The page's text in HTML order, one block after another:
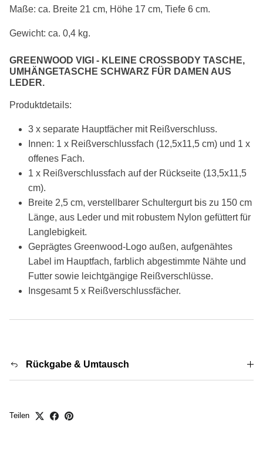
Maße: ca. Breite 21 cm, Höhe 17 cm, Tiefe 6 cm.
Gewicht: ca. 0,4 kg.
GREENWOOD VIGI - KLEINE CROSSBODY TASCHE,
UMHÄNGETASCHE SCHWARZ FÜR DAMEN AUS
LEDER.
Produktdetails:
3 x separate Hauptfächer mit Reißverschluss.
Innen: 1 x Reißverschlussfach (12,5x11,5 cm) und 1 x
offenes Fach.
1 x Reißverschlussfach auf der Rückseite (13,5x11,5
cm).
Breite 2,5 cm, verstellbarer Schultergurt bis zu 150 cm
Länge, aus Leder und mit robustem Nylon gefüttert für
Langlebigkeit.
Geprägtes Greenwood-Logo außen, aufgenähtes
Label im Hauptfach, farblich abgestimmte Nähte und
Futter sowie leichtgängige Reißverschlüsse.
Insgesamt 5 x Reißverschlussfächer.
Rückgabe & Umtausch
Teilen